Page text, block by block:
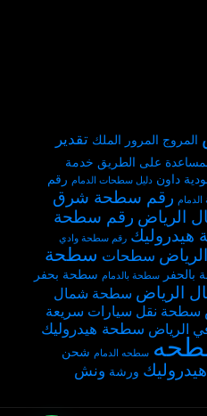
المروج المرور الملك تقدير
على الطريق خدمة
داون دليل سطحات الدمام رقم
رقم سطحة شرق
الرياض رقم سطحة
رقم سطحة وادي
سطحات سطحة
سطحة بالدمام سطحة بحفر
الرياض سطحة شمال
سطحة نقل سيارات سريعة
الرياض سطحة هيدروليك
سطحه الدمام شحن
هيدروليك ورشة ونش